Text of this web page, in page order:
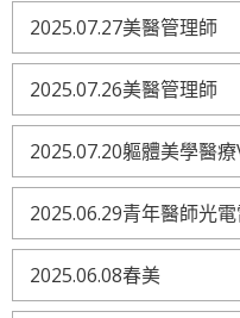
2025.07.27美醫管理師
2025.07.26美醫管理師
2025.07.20軀體美學醫
2025.06.29青年醫師光
2025.06.08春美